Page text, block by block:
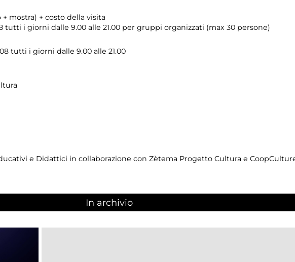
mostra) + costo della visita
i giorni dalle 9.00 alle 21.00 per gruppi organizzati (max 30 persone)
tutti i giorni dalle 9.00 alle 21.00
e Didattici in collaborazione con Zètema Progetto Cultura e
In archivio